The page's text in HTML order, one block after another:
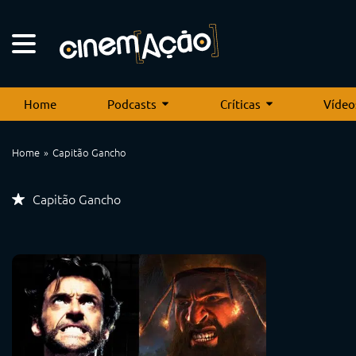
Home Podcasts Críticas
Home Capitão Gancho
Capitão Gancho